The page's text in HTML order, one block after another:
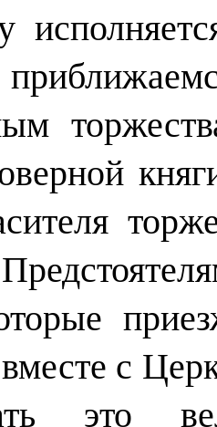
с
это